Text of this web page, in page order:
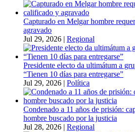
Capturado en Melgar hombre
agravado
Jul 29, 2026 | Regional
Presidente electo da ultimátum a
“Tienen 10 días para entregarse”
Jul 29, 2026 | Política
Condenado a 11 años de prisión:
hombre buscado por la justicia
Jul 28, 2026 | Regional